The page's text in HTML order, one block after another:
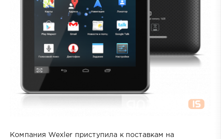
Компания Wexler приступила к поставкам на